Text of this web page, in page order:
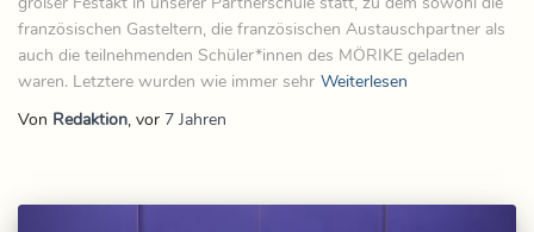
französischen Gasteltern, die französischen Austauschpartner als
auch die teilnehmenden Schüler*innen des MÖRIKE geladen
waren. Letztere wurden wie immer sehr Weiterlesen
Von Redaktion, vor 7 Jahren